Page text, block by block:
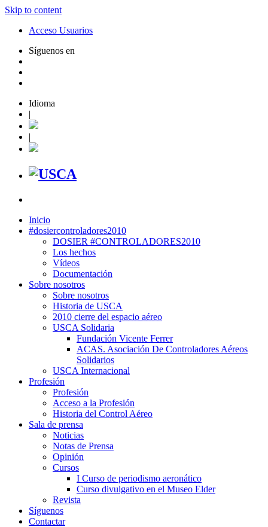
Skip to content
Acceso Usuarios
Síguenos en
Idioma
|
|
Inicio
#dosiercontroladores2010
DOSIER #CONTROLADORES2010
Los hechos
Vídeos
Documentación
Sobre nosotros
Sobre nosotros
Historia de USCA
2010 cierre del espacio aéreo
USCA Solidaria
Fundación Vicente Ferrer
ACAS. Asociación De Controladores Aéreos
Solidarios
USCA Internacional
Profesión
Profesión
Acceso a la Profesión
Historia del Control Aéreo
Sala de prensa
Noticias
Notas de Prensa
Opinión
Cursos
I Curso de periodismo aeronático
Curso divulgativo en el Museo Elder
Revista
Síguenos
Contactar